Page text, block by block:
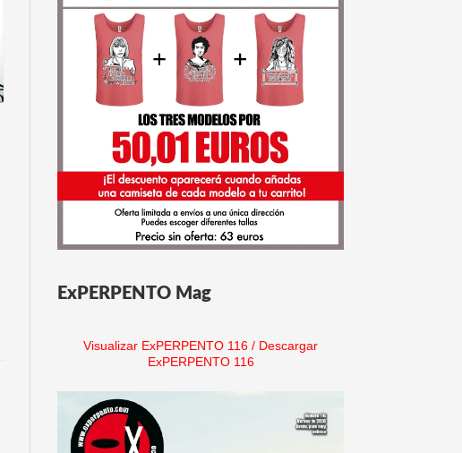
ExPERPENTO Mag
Visualizar ExPERPENTO 116 / Descargar
ExPERPENTO 116